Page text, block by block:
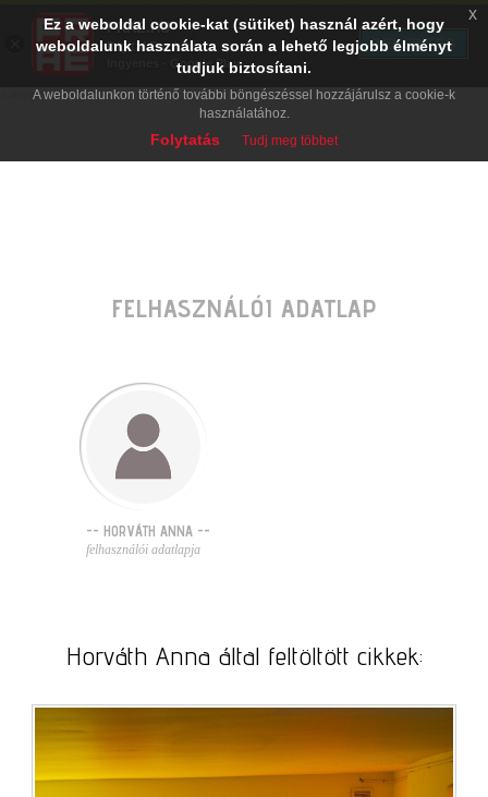
FELHASZNÁLÓI ADATLAP
-- HORVÁTH ANNA --
felhasználói adatlapja
Horváth Anna által feltöltött cikkek:
Ez a weboldal cookie-kat (sütiket) használ azért, hogy
weboldalunk használata során a lehető legjobb élményt
tudjuk biztosítani.
A weboldalunkon történő további böngészéssel hozzájárulsz a cookie-k
használatához.
Folytatás Tudj meg többet
x
PRAE.HU
Digital Evolution
Ingyenes - Google Play
TELEPÍTÉS